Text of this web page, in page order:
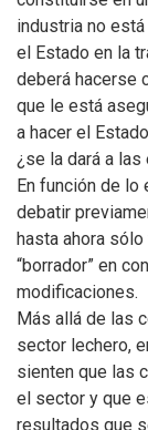
industria no
el Estado en la
deberá hacerse
que le está
a hacer el
¿se la dará a las
En función de lo
debatir
hasta ahora
“borrador” en
modificaciones.
Más allá de las
sector lechero,
sienten que las
el sector y que
resultados que